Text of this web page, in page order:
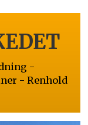
-
- Renhold